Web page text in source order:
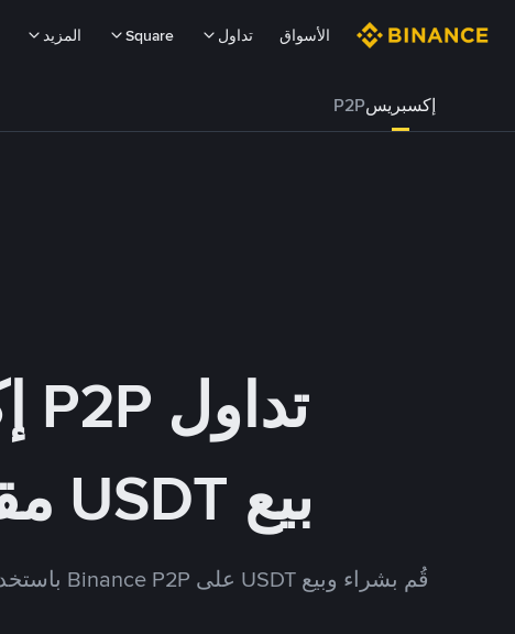
الأسواق تداول Square المزيد
إكسبريسP2P
تداول P2P إكسبريس
بيع USDT مقابل SAR
قُم بشراء وبيع USDT على Binance P2P باستخدام العديد من طرق الدفع